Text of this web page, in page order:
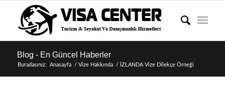
Blog - En Güncel Haberler
Buradasınız: Anasayfa / Vize Hakkında / İZLANDA Vize Dilekçe Örneği